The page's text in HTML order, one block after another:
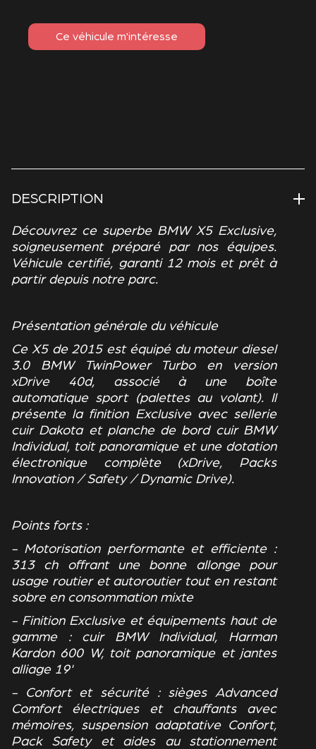
Ce véhicule m'intéresse
DESCRIPTION
Découvrez ce superbe BMW X5 Exclusive,
soigneusement préparé par nos équipes.
Véhicule certifié, garanti 12 mois et prêt à
partir depuis notre parc.
Présentation générale du véhicule
Ce X5 de 2015 est équipé du moteur diesel
3.0 BMW TwinPower Turbo en version
xDrive 40d, associé à une boîte
automatique sport (palettes au volant). Il
présente la finition Exclusive avec sellerie
cuir Dakota et planche de bord cuir BMW
Individual, toit panoramique et une dotation
électronique complète (xDrive, Packs
Innovation / Safety / Dynamic Drive).
Points forts :
- Motorisation performante et efficiente :
313 ch offrant une bonne allonge pour
usage routier et autoroutier tout en restant
sobre en consommation mixte
- Finition Exclusive et équipements haut de
gamme : cuir BMW Individual, Harman
Kardon 600 W, toit panoramique et jantes
alliage 19'
- Confort et sécurité : sièges Advanced
Comfort électriques et chauffants avec
mémoires, suspension adaptative Confort,
Pack Safety et aides au stationnement